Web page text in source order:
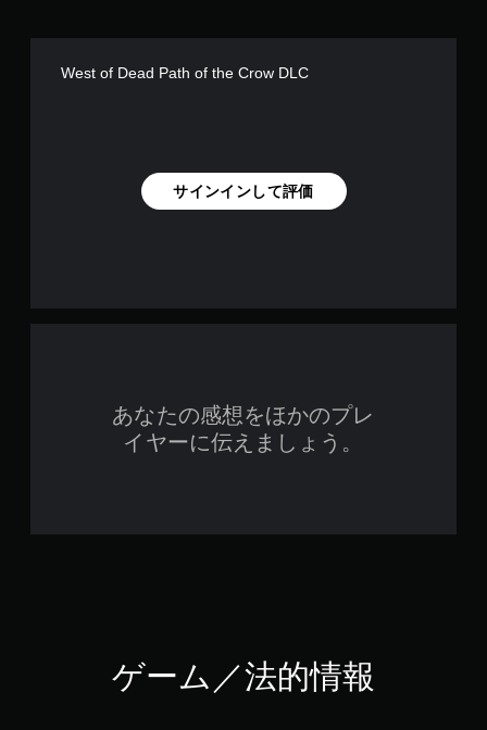
West of Dead Path of the Crow DLC
サインインして評価
あなたの感想をほかのプレ
イヤーに伝えましょう。
ゲーム／法的情報